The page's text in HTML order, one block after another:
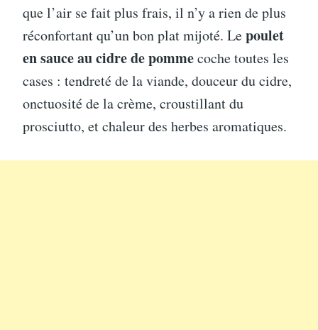
que l’air se fait plus frais, il n’y a rien de plus
réconfortant qu’un bon plat mijoté. Lepoulet
en sauce au cidre de pommecoche toutes les
cases : tendreté de la viande, douceur du cidre,
onctuosité de la crème, croustillant du
prosciutto, et chaleur des herbes aromatiques.